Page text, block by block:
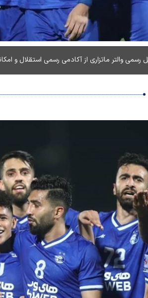
والتر ماتزاری از آکادمی رسمی استقلال و